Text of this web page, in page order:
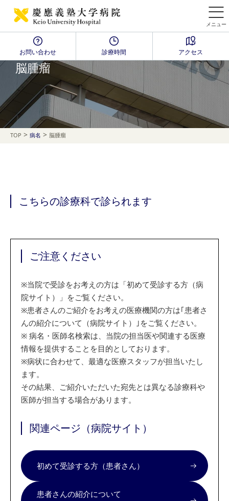
メニュー
お問い合わせ 診療時間 アクセス
Disease Name Search
脳腫瘤
TOP > 病名 > 脳腫瘤
こちらの診療科で診られます
ご注意ください
※当院で受診をお考えの方は「初めて受診する方（病
院サイト）」をご覧ください。
※患者さんのご紹介をお考えの医療機関の方は｢患者さ
んの紹介について（病院サイト）｣をご覧ください。
※ 病名・医師名検索は、当院の担当医や関連する医療
情報を提供することを目的としております。
※病状に合わせて、最適な医療スタッフが担当いたし
ます。
その結果、ご紹介いただいた宛先とは異なる診療科や
医師が担当する場合があります。
関連ページ（病院サイト）
初めて受診する方（患者さん）
患者さんの紹介について